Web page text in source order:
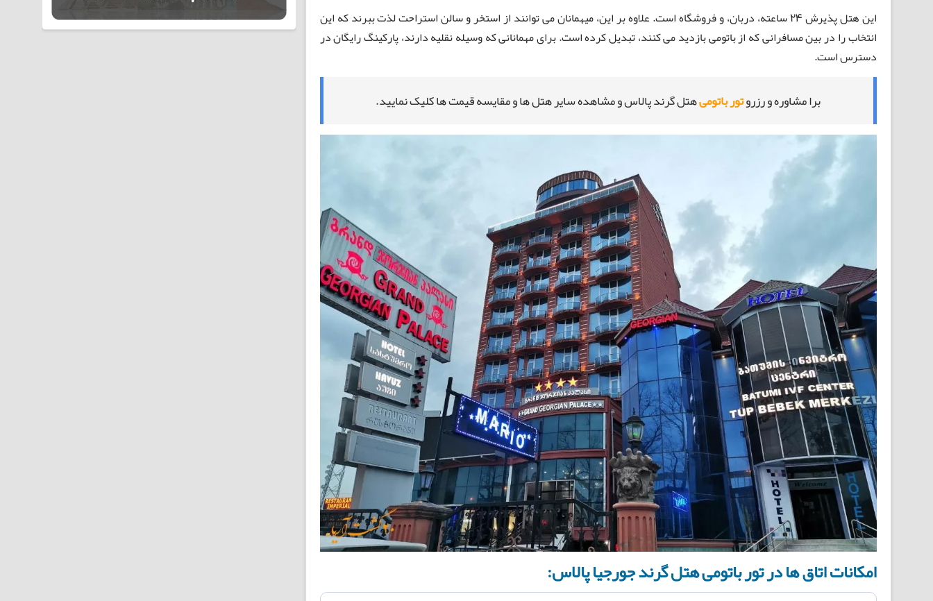
این هتل پذیرش 24 ساعته، دربان، و فروشگاه است. علاوه بر این، میهمانان می توانند از استخر و سالن استراحت لذت ببرند که این
انتخاب را در بین مسافرانی که از باتومی بازدید می کنند، تبدیل کرده است. برای مهمانانی که وسیله نقلیه دارند، پارکینگ رایگان در
دسترس است.
برا مشاوره و رزروتور باتومیهتل گرند پالاس و مشاهده سایر هتل ها و مقایسه قیمت ها کلیک نمایید.
امکانات اتاق ها در تور باتومی هتل گرند جورجیا پالاس: